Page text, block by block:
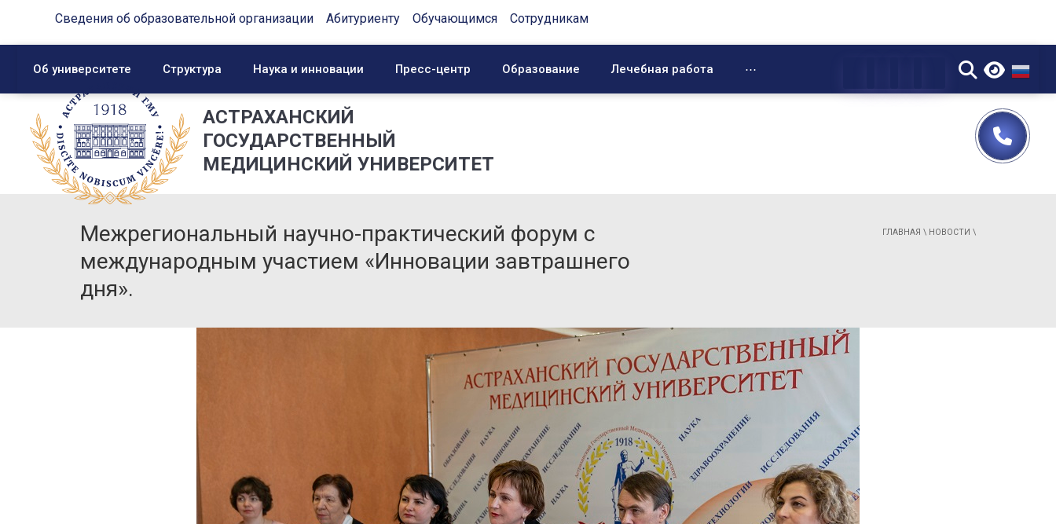
Сведения об образовательной организации Абитуриенту Обучающимся Сотрудникам
Об университете Структура Наука и инновации Пресс-центр Образование Лечебная работа ⋯ ▼
АСТРАХАНСКИЙ
ГОСУДАРСТВЕННЫЙ
МЕДИЦИНСКИЙ УНИВЕРСИТЕТ
Межрегиональный научно-практический форум с
международным участием «Инновации завтрашнего
дня».
ГЛАВНАЯ \ НОВОСТИ \